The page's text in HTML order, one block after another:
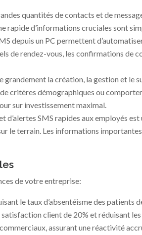
quantités de contacts et de
rapide d’informations cruciales sont
depuis un PC permettent
de rendez-vous, les confirmations
grandement la création, la gestion et
critères démographiques ou
sur investissement maximal.
d’alertes SMS rapides aux employés
le terrain. Les informations
de votre entreprise:
le taux d’absentéisme des
client de 20% et réduisant
assurant une réactivité